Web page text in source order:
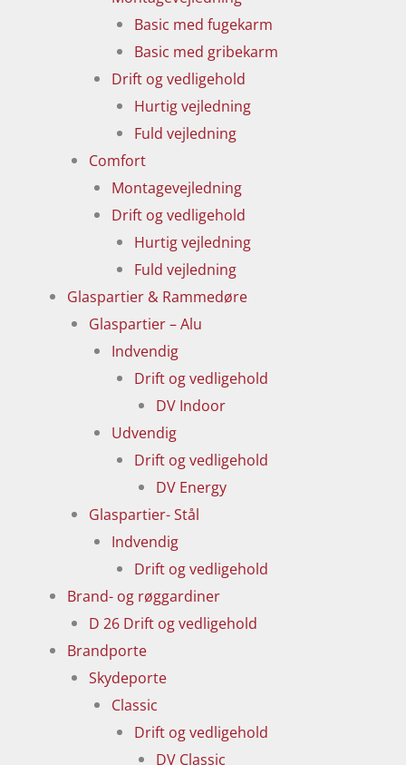
Basic med fugekarm
Basic med gribekarm
Drift og vedligehold
Hurtig vejledning
Fuld vejledning
Comfort
Montagevejledning
Drift og vedligehold
Hurtig vejledning
Fuld vejledning
Glaspartier & Rammedøre
Glaspartier – Alu
Indvendig
Drift og vedligehold
DV Indoor
Udvendig
Drift og vedligehold
DV Energy
Glaspartier- Stål
Indvendig
Drift og vedligehold
Brand- og røggardiner
D 26 Drift og vedligehold
Brandporte
Skydeporte
Classic
Drift og vedligehold
DV Classic